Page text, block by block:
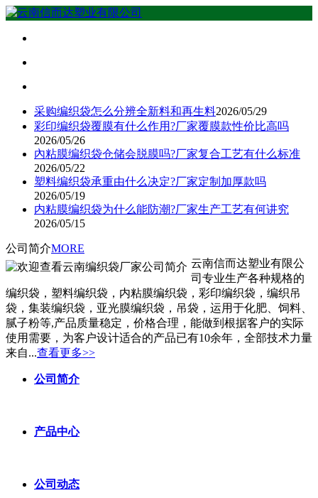
采购编织袋怎么分辨全新料和再生料2026/05/29
彩印编织袋覆膜有什么作用?厂家覆膜款性价比高吗
2026/05/26
內粘膜编织袋仓储会脱膜吗?厂家复合工艺有什么标准
2026/05/22
塑料编织袋承重由什么决定?厂家定制加厚款吗
2026/05/19
内粘膜编织袋为什么能防潮?厂家生产工艺有何讲究
2026/05/15
公司简介MORE
云南信而达塑业有限公
司专业生产各种规格的
编织袋，塑料编织袋，内粘膜编织袋，彩印编织袋，编织吊
袋，集装编织袋，亚光膜编织袋，吊袋，运用于化肥、饲料、
腻子粉等,产品质量稳定，价格合理，能做到根据客户的实际
使用需要，为客户设计适合的产品已有10余年，全部技术力量
来自...查看更多>>
公司简介
产品中心
公司动态